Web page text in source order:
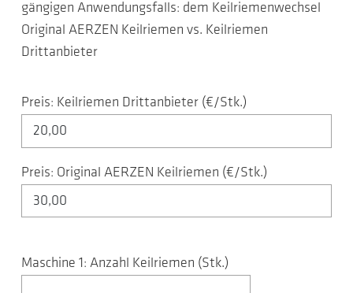
gängigen Anwendungsfalls: dem Keilriemenwechsel
Original AERZEN Keilriemen vs. Keilriemen
Drittanbieter
Preis: Keilriemen Drittanbieter (€/Stk.)
Preis: Original AERZEN Keilriemen (€/Stk.)
Maschine 1: Anzahl Keilriemen (Stk.)